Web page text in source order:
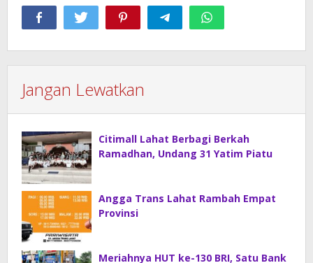
Jangan Lewatkan
Citimall Lahat Berbagi Berkah
Ramadhan, Undang 31 Yatim Piatu
Angga Trans Lahat Rambah Empat
Provinsi
Meriahnya HUT ke-130 BRI, Satu Bank